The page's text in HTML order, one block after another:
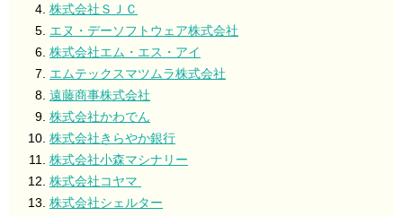
株式会社ＳＪＣ
エヌ・デーソフトウェア株式会社
株式会社エム・エス・アイ
エムテックスマツムラ株式会社
遠藤商事株式会社
株式会社かわでん
株式会社きらやか銀行
株式会社小森マシナリー
株式会社コヤマ
株式会社シェルター